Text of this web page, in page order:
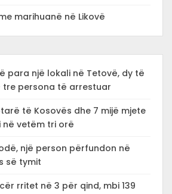
marihuanë në Likovë
para një lokali në Tetovë, dy të
tre persona të arrestuar
të Kosovës dhe 7 mijë mjete
në vetëm tri orë
një person përfundon në
së tymit
rritet në 3 për qind, mbi 139